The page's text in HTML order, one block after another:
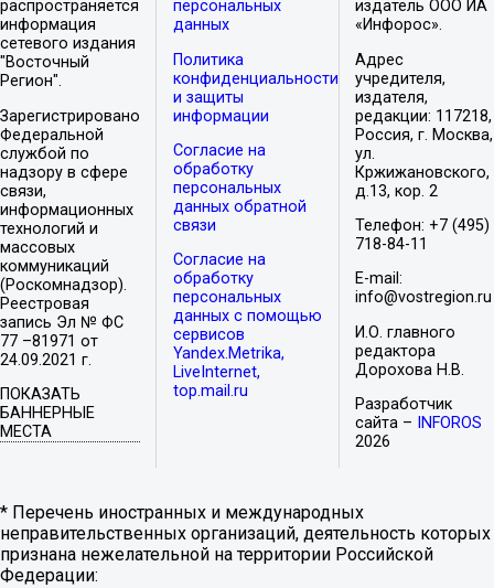
распространяется
информация
сетевого издания
"Восточный
Регион".
Зарегистрировано
Федеральной
службой по
надзору в сфере
связи,
информационных
технологий и
массовых
коммуникаций
(Роскомнадзор).
Реестровая
запись Эл № ФС
77 –81971 от
24.09.2021 г.
ПОКАЗАТЬ
БАННЕРНЫЕ
МЕСТА
персональных
данных
Политика
конфиденциальности
и защиты
информации
Согласие на
обработку
персональных
данных обратной
связи
Согласие на
обработку
персональных
данных с помощью
сервисов
Yandex.Metrika,
LiveInternet,
top.mail.ru
издатель ООО ИА
«Инфорос».
Адрес
учредителя,
издателя,
редакции: 117218,
Россия, г. Москва,
ул.
Кржижановского,
д.13, кор. 2
Телефон: +7 (495)
718-84-11
E-mail:
info@vostregion.ru
И.О. главного
редактора
Дорохова Н.В.
Разработчик
сайта –
INFOROS
2026
* Перечень иностранных и международных
неправительственных организаций, деятельность которых
признана нежелательной на территории Российской
Федерации: